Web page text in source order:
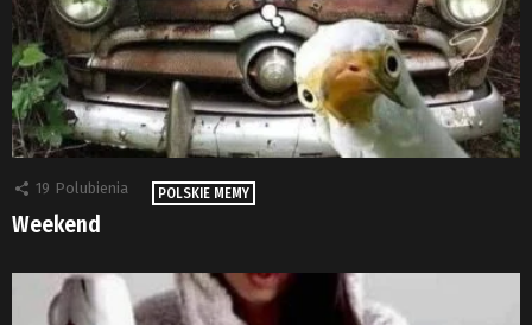
19 Polubienia POLSKIE MEMY
Weekend